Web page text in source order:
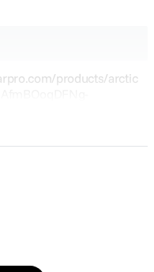
products/arctic